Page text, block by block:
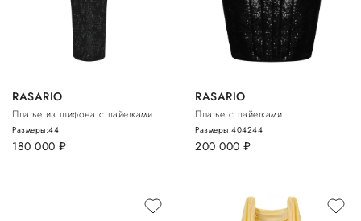
RASARIO
Платье из шифона с пайетками
180 000 руб.
Размеры:44
RASARIO
Платье с пайетками
200 000 руб.
Размеры:404244